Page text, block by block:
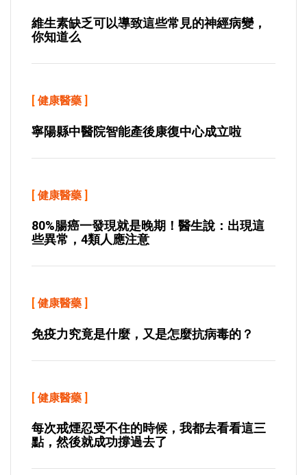
維生素缺乏可以導致這些常見的神經病變，
你知道么
[ 健康醫藥 ]
寧陽縣中醫院智能產後康復中心成立啦
[ 健康醫藥 ]
80%腸癌一發現就是晚期！醫生說：出現這
些異常，4類人應注意
[ 健康醫藥 ]
免疫力究竟是什麼，又是怎麼抗病毒的？
[ 健康醫藥 ]
每次戒煙忍受不住的時候，我都去看看這三
點，然後就成功撐過去了